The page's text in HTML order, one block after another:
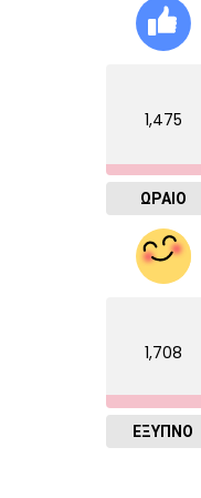
1,475
ΩΡΑΙΟ
1,708
ΈΞΥΠΝΟ